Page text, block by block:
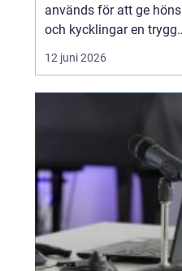
används för att ge höns
och kycklingar en trygg
och jämn värme när
omgivningstemperature
12 juni 2026